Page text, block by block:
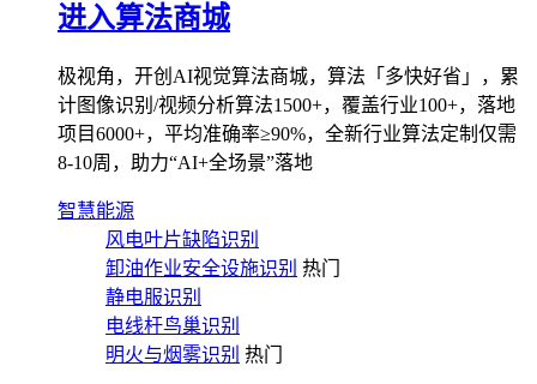
进入算法商城
极视角，开创AI视觉算法商城，算法「多快好省」，累
计图像识别/视频分析算法1500+，覆盖行业100+，落地
项目6000+，平均准确率≥90%，全新行业算法定制仅需
8-10周，助力“AI+全场景”落地
智慧能源
风电叶片缺陷识别
卸油作业安全设施识别 热门
静电服识别
电线杆鸟巢识别
明火与烟雾识别 热门